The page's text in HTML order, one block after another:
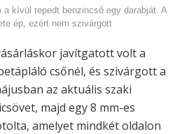
a kívül repedt benzincső egy darabját. A
ép, ezért nem szivárgott
javítgatott volt a
csőnél, és szivárgott a
az aktuális szaki
majd egy 8 mm-es
amelyet mindkét oldalon